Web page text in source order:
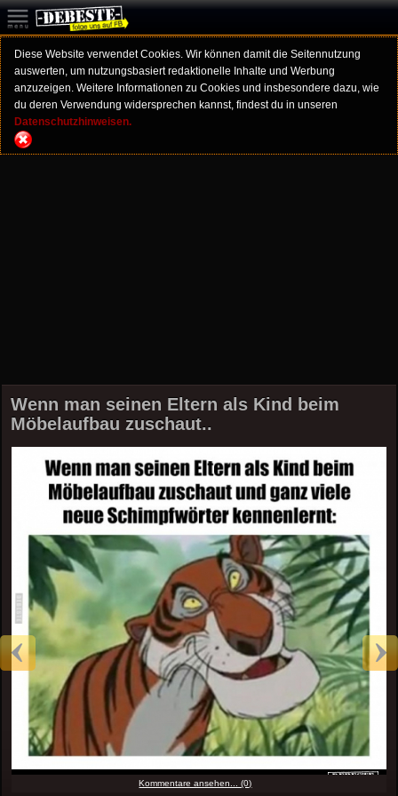
Diese Website verwendet Cookies. Wir können damit die Seitennutzung
auswerten, um nutzungsbasiert redaktionelle Inhalte und Werbung
anzuzeigen. Weitere Informationen zu Cookies und insbesondere dazu, wie
du deren Verwendung widersprechen kannst, findest du in unseren
Datenschutzhinweisen.
Wenn man seinen Eltern als Kind beim
Möbelaufbau zuschaut..
Kommentare ansehen... (0)